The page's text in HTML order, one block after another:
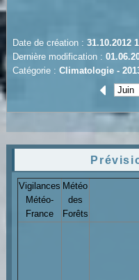
Date de création : 31.10.2012
Dernière modification :
Catégorie : Climatologie -
Vigilances
Météo-
France
Météo
des
Forêts